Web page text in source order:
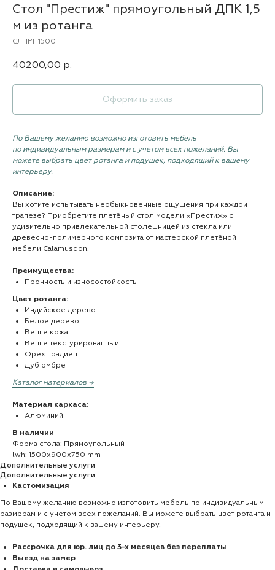
Стол "Престиж" прямоугольный ДПК 1,5
м из ротанга
СЛПРП1500
40200,00 р.
Оформить заказ
По Вашему желанию возможно изготовить мебель
по индивидуальным размерам и с учетом всех пожеланий. Вы
можете выбрать цвет ротанга и подушек, подходящий к вашему
интерьеру.
Описание:
Вы хотите испытывать необыкновенные ощущения при каждой
трапезе? Приобретите плетёный стол модели «Престиж» с
удивительно привлекательной столешницей из стекла или
древесно-полимерного композита от мастерской плетёной
мебели Сalamusdon.
Преимущества:
Прочность и износостойкость
Цвет ротанга:
Индийское дерево
Белое дерево
Венге кожа
Венге текстурированный
Орех градиент
Дуб омбре
Каталог материалов →
Материал каркаса:
Алюминий
В наличии
Форма стола: Прямоугольный
lwh: 1500x900x750 mm
Дополнительные услуги
Дополнительные услуги
Кастомизация
По Вашему желанию возможно изготовить мебель по индивидуальным
размерам и с учетом всех пожеланий. Вы можете выбрать цвет ротанга и
подушек, подходящий к вашему интерьеру.
Рассрочка для юр. лиц до 3-х месяцев без переплаты
Выезд на замер